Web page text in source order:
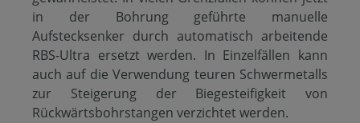
in der Bohrung geführte manuelle
Aufstecksenker durch automatisch arbeitende
RBS-Ultra ersetzt werden. In Einzelfällen kann
auch auf die Verwendung teuren Schwermetalls
zur Steigerung der Biegesteifigkeit von
Rückwärtsbohrstangen verzichtet werden.